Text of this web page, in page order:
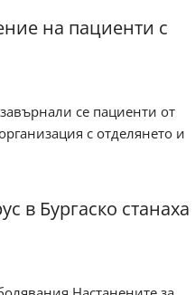
на пациенти с
се пациенти от
с отделянето и
в Бургаско станаха